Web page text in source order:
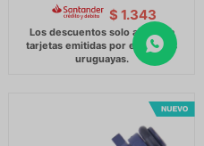
$ 1.343